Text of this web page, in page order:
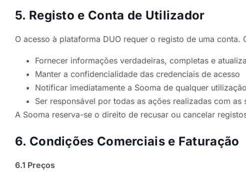
5. Registo e Conta de Utilizador
O acesso à plataforma DUO requer o registo de uma conta.
Fornecer informações verdadeiras, completas e
Manter a confidencialidade das credenciais de acesso
Notificar imediatamente a Sooma de qualquer
Ser responsável por todas as ações realizadas com as
A Sooma reserva-se o direito de recusar ou cancelar
6. Condições Comerciais e Faturação
6.1 Preços